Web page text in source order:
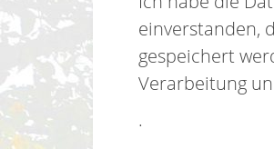
einverstanden,
gespeichert
Verarbeitung
.